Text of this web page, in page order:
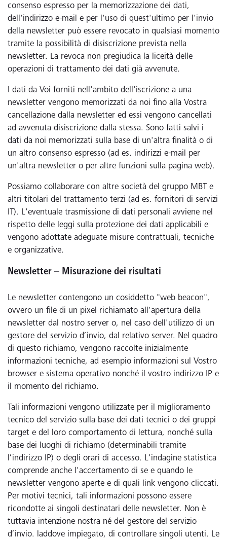
consenso espresso per la memorizzazione dei dati,
dell'indirizzo e-mail e per l'uso di quest'ultimo per l'invio
della newsletter può essere revocato in qualsiasi momento
tramite la possibilità di disiscrizione prevista nella
newsletter. La revoca non pregiudica la liceità delle
operazioni di trattamento dei dati già avvenute.
I dati da Voi forniti nell'ambito dell'iscrizione a una
newsletter vengono memorizzati da noi fino alla Vostra
cancellazione dalla newsletter ed essi vengono cancellati
ad avvenuta disiscrizione dalla stessa. Sono fatti salvi i
dati da noi memorizzati sulla base di un'altra finalità o di
un altro consenso espresso (ad es. indirizzi e-mail per
un'altra newsletter o per altre funzioni sulla pagina web).
Possiamo collaborare con altre società del gruppo MBT e
altri titolari del trattamento terzi (ad es. fornitori di servizi
IT). L'eventuale trasmissione di dati personali avviene nel
rispetto delle leggi sulla protezione dei dati applicabili e
vengono adottate adeguate misure contrattuali, tecniche
e organizzative.
Newsletter – Misurazione dei risultati
Le newsletter contengono un cosiddetto "web beacon",
ovvero un file di un pixel richiamato all'apertura della
newsletter dal nostro server o, nel caso dell'utilizzo di un
gestore del servizio d’invio, dal relativo server. Nel quadro
di questo richiamo, vengono raccolte inizialmente
informazioni tecniche, ad esempio informazioni sul Vostro
browser e sistema operativo nonché il vostro indirizzo IP e
il momento del richiamo.
Tali informazioni vengono utilizzate per il miglioramento
tecnico del servizio sulla base dei dati tecnici o dei gruppi
target e del loro comportamento di lettura, nonché sulla
base dei luoghi di richiamo (determinabili tramite
l’indirizzo IP) o degli orari di accesso. L'indagine statistica
comprende anche l'accertamento di se e quando le
newsletter vengono aperte e di quali link vengono cliccati.
Per motivi tecnici, tali informazioni possono essere
ricondotte ai singoli destinatari delle newsletter. Non è
tuttavia intenzione nostra né del gestore del servizio
d’invio. laddove impiegato, di controllare singoli utenti. Le